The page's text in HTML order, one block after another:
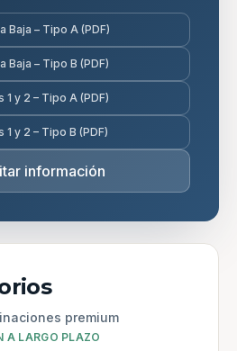
Baja – Tipo A (PDF)
Baja – Tipo B (PDF)
1 y 2 – Tipo A (PDF)
1 y 2 – Tipo B (PDF)
información
premium
A LARGO PLAZO